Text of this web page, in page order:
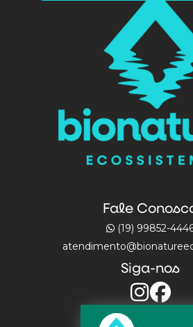
Fale
(19) 99852-
Siga-nos